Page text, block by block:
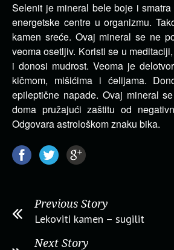
Selenit je mineral bele boje i
energetske centre u organizmu.
kamen sreće. Ovaj mineral se ne
veoma osetljiv. Koristi se u
i donosi mudrost. Veoma je
kičmom, mišićima i ćelijama.
epileptične napade. Ovaj mineral
doma pružajući zaštitu od
Odgovara astrološkom znaku bika.
Previous Story
Lekoviti kamen – sugilit
Next Story